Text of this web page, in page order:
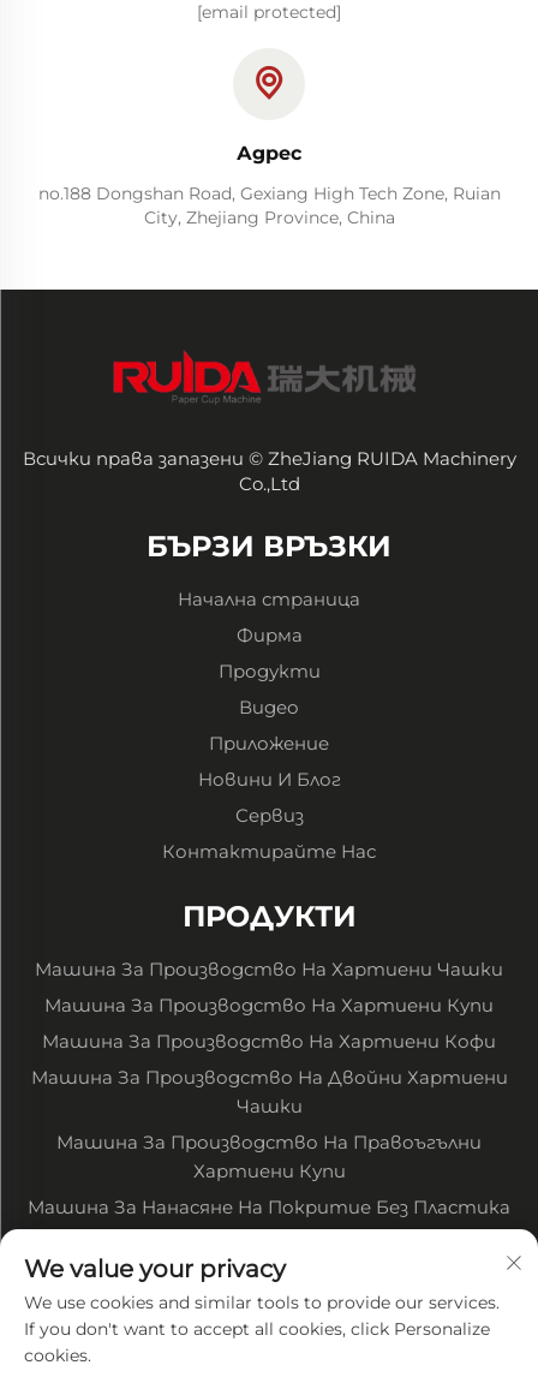
[email protected]
Адрес
no.188 Dongshan Road, Gexiang High Tech Zone, Ruian
City, Zhejiang Province, China
Всички права запазени © ZheJiang RUIDA Machinery
Co.,Ltd
БЪРЗИ ВРЪЗКИ
Начална страница
Фирма
Продукти
Видео
Приложение
Новини И Блог
Сервиз
Контактирайте Нас
ПРОДУКТИ
Машина За Производство На Хартиени Чашки
Машина За Производство На Хартиени Купи
Машина За Производство На Хартиени Кофи
Машина За Производство На Двойни Хартиени
Чашки
Машина За Производство На Правоъгълни
Хартиени Купи
Машина За Нанасяне На Покритие Без Пластика
Машина За Рязане На Хартия В Рулони
Други Свързани Машини
We value your privacy
We use cookies and similar tools to provide our services.
If you don't want to accept all cookies, click Personalize
cookies.